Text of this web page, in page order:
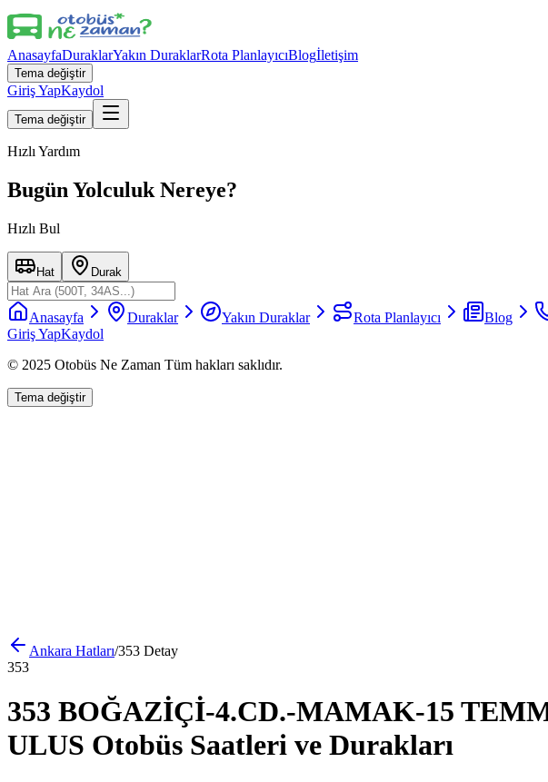
AnasayfaDuraklarYakın DuraklarRota PlanlayıcıBlogİletişim
Tema değiştir
Giriş YapKaydol
Tema değiştir
Hızlı Yardım
Bugün Yolculuk Nereye?
Hızlı Bul
Hat Durak
Anasayfa Duraklar Yakın Duraklar Rota Planlayıcı Blog
Giriş YapKaydol
© 2025 Otobüs Ne Zaman Tüm hakları saklıdır.
Tema değiştir
Ankara Hatları/353 Detay
353
353 BOĞAZİÇİ-4.CD.-MAMAK-15
ULUS Otobüs Saatleri ve Durakları